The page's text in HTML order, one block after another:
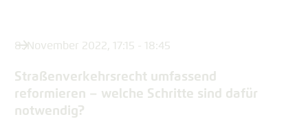
8. November 2022, 17:15 - 18:45
Straßenverkehrsrecht umfassend
reformieren – welche Schritte sind dafür
notwendig?